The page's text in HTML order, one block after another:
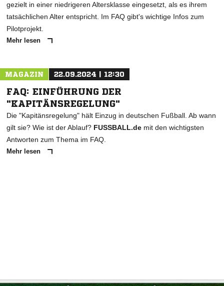
gezielt in einer niedrigeren Altersklasse eingesetzt, als es ihrem
tatsächlichen Alter entspricht. Im FAQ gibt's wichtige Infos zum
Pilotprojekt.
Mehr lesen
MAGAZIN 22.09.2024 | 12:30
FAQ: EINFÜHRUNG DER
"KAPITÄNSREGELUNG"
Die "Kapitänsregelung" hält Einzug in deutschen Fußball. Ab wann
gilt sie? Wie ist der Ablauf? FUSSBALL.de mit den wichtigsten
Antworten zum Thema im FAQ.
Mehr lesen